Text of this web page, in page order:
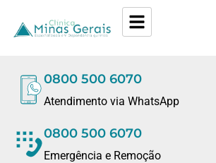
0800 500 6070
Atendimento via WhatsApp
0800 500 6070
Emergência e Remoção